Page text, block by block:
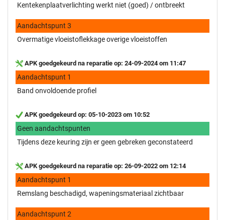
Kentekenplaatverlichting werkt niet (goed) / ontbreekt
Aandachtspunt 3
Overmatige vloeistoflekkage overige vloeistoffen
APK goedgekeurd na reparatie op: 24-09-2024 om 11:47
Aandachtspunt 1
Band onvoldoende profiel
APK goedgekeurd op: 05-10-2023 om 10:52
Geen aandachtspunten
Tijdens deze keuring zijn er geen gebreken geconstateerd
APK goedgekeurd na reparatie op: 26-09-2022 om 12:14
Aandachtspunt 1
Remslang beschadigd, wapeningsmateriaal zichtbaar
Aandachtspunt 2